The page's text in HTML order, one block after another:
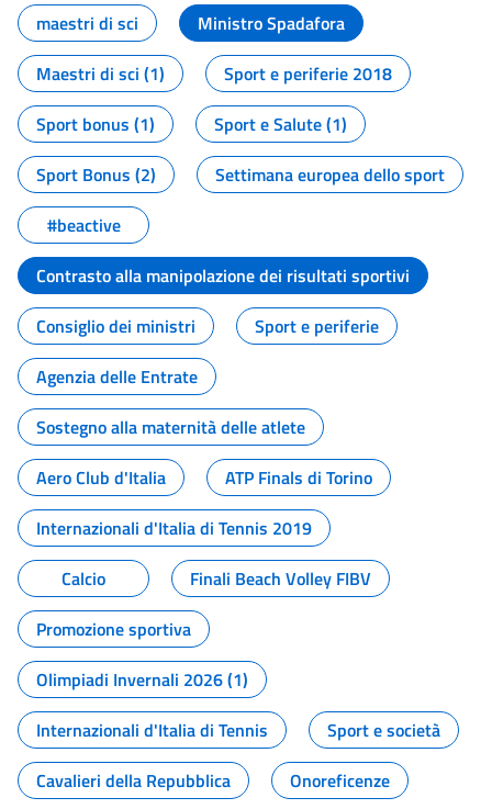
maestri di sci
Ministro Spadafora
Maestri di sci (1)
Sport e periferie 2018
Sport bonus (1)
Sport e Salute (1)
Sport Bonus (2)
Settimana europea dello sport
#beactive
Contrasto alla manipolazione dei risultati sportivi
Consiglio dei ministri
Sport e periferie
Agenzia delle Entrate
Sostegno alla maternità delle atlete
Aero Club d'Italia
ATP Finals di Torino
Internazionali d'Italia di Tennis 2019
Calcio
Finali Beach Volley FIBV
Promozione sportiva
Olimpiadi Invernali 2026 (1)
Internazionali d'Italia di Tennis
Sport e società
Cavalieri della Repubblica
Onoreficenze